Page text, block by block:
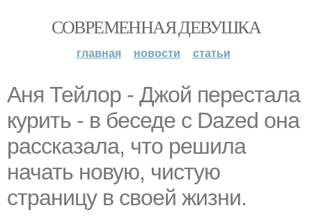
СОВРЕМЕННАЯ ДЕВУШКА
главная новости статьи
Аня Тейлор - Джой перестала
курить - в беседе с Dazed она
рассказала, что решила
начать новую, чистую
страницу в своей жизни.